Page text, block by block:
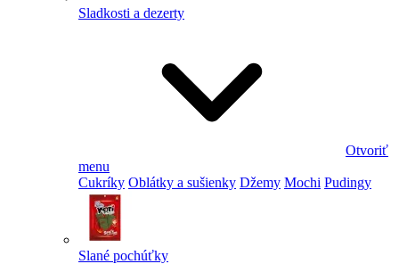
Sladkosti a dezerty
Otvoriť
menu
Cukríky Oblátky a sušienky Džemy Mochi Pudingy
Slané pochúťky